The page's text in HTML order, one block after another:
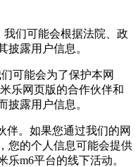
们可能会根据法院、政
披露用户信息。
可能会为了保护本网
乐网页版的合作伙伴和
披露用户信息。
。如果您通过我们的网
您的个人信息可能会提供
m6平台的线下活动。